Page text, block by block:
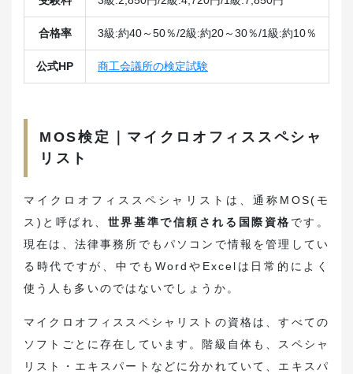
合格率 3級:約40～50％/2級:約20～30％/1級:約10％
公式HP 商工会議所の検定試験
MOS検定｜マイクロオフィススペシャ
リスト
マイクロオフィススペシャリストは、通称MOS(モ
ス)と呼ばれ、 世界基準で信頼される国際資格 です。
現在は、法律事務所でもパソコンで情報を管理してい
る時代ですが、中でもWordやExcelは日常的によく
使う人も多いのではないでしょうか。
マイクロオフィススペシャリストの資格は、すべての
ソフトごとに存在しています。階級自体も、スペシャ
リスト・エキスパートなどに分かれていて、エキスパ